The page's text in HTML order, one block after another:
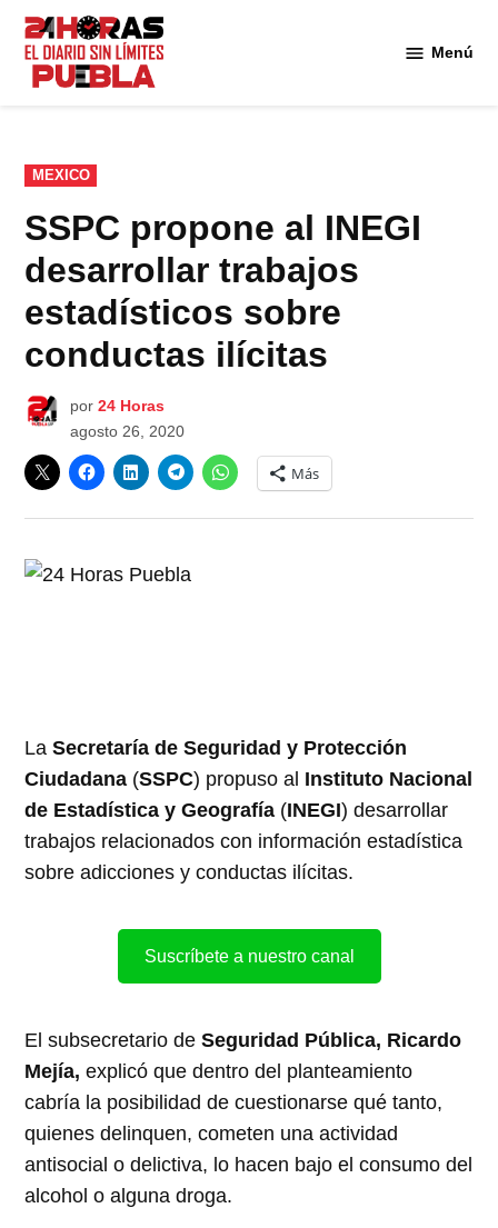
Saltar
contenido
Menú
PUBLICADO
EN
MEXICO
SSPC propone al INEGI
desarrollar trabajos
estadísticos sobre
conductas ilícitas
por 24 Horas
agosto 26, 2020
Más
LaSecretaría de Seguridad y Protección
Ciudadana (SSPC) propuso al Instituto Nacional
de Estadística y Geografía (INEGI) desarrollar
trabajos relacionados con información estadística
sobre adicciones y conductas ilícitas.
Suscríbete a nuestro canal
El subsecretario deSeguridad Pública, Ricardo
Mejía, explicó que dentro del planteamiento
cabría la posibilidad de cuestionarse qué tanto,
quienes delinquen, cometen una actividad
antisocial o delictiva, lo hacen bajo el consumo del
alcohol o alguna droga.